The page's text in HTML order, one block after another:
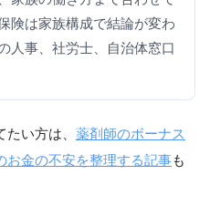
険は家族構成で結論が変わ
人事、社労士、自治体窓口
い方は、 薬剤師のボーナス
お金の不安を整理する記事も